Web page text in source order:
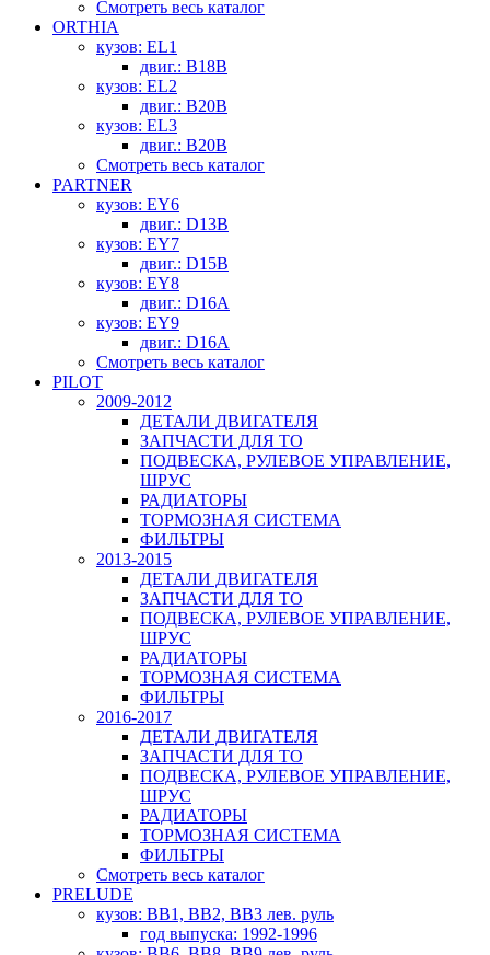
Смотреть весь каталог
ORTHIA
кузов: EL1
двиг.: B18B
кузов: EL2
двиг.: B20B
кузов: EL3
двиг.: B20B
Смотреть весь каталог
PARTNER
кузов: EY6
двиг.: D13B
кузов: EY7
двиг.: D15B
кузов: EY8
двиг.: D16A
кузов: EY9
двиг.: D16A
Смотреть весь каталог
PILOT
2009-2012
ДЕТАЛИ ДВИГАТЕЛЯ
ЗАПЧАСТИ ДЛЯ ТО
ПОДВЕСКА, РУЛЕВОЕ УПРАВЛЕНИЕ,
ШРУС
РАДИАТОРЫ
ТОРМОЗНАЯ СИСТЕМА
ФИЛЬТРЫ
2013-2015
ДЕТАЛИ ДВИГАТЕЛЯ
ЗАПЧАСТИ ДЛЯ ТО
ПОДВЕСКА, РУЛЕВОЕ УПРАВЛЕНИЕ,
ШРУС
РАДИАТОРЫ
ТОРМОЗНАЯ СИСТЕМА
ФИЛЬТРЫ
2016-2017
ДЕТАЛИ ДВИГАТЕЛЯ
ЗАПЧАСТИ ДЛЯ ТО
ПОДВЕСКА, РУЛЕВОЕ УПРАВЛЕНИЕ,
ШРУС
РАДИАТОРЫ
ТОРМОЗНАЯ СИСТЕМА
ФИЛЬТРЫ
Смотреть весь каталог
PRELUDE
кузов: BB1, BB2, BB3 лев. руль
год выпуска: 1992-1996